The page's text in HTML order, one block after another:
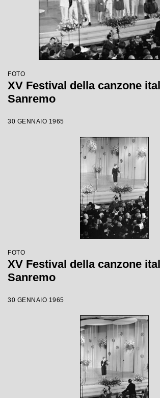
FOTO
XV Festival della canzone
Sanremo
30 GENNAIO 1965
FOTO
XV Festival della canzone
Sanremo
30 GENNAIO 1965